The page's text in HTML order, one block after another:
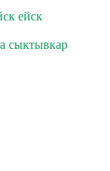
ейск
сыктывкар